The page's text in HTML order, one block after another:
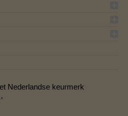
Nederlandse keurmerk